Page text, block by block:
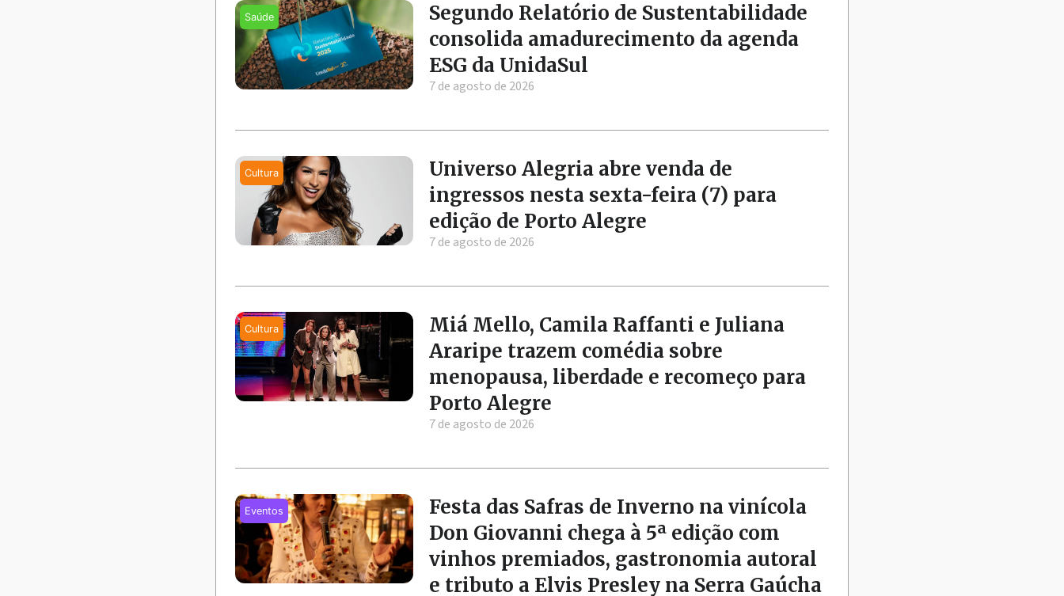
Segundo Relatório de Sustentabilidade
consolida amadurecimento da agenda
ESG da UnidaSul
7 de agosto de 2026
Universo Alegria abre venda de
ingressos nesta sexta-feira (7) para
edição de Porto Alegre
7 de agosto de 2026
Miá Mello, Camila Raffanti e Juliana
Araripe trazem comédia sobre
menopausa, liberdade e recomeço para
Porto Alegre
7 de agosto de 2026
Festa das Safras de Inverno na vinícola
Don Giovanni chega à 5ª edição com
vinhos premiados, gastronomia autoral
e tributo a Elvis Presley na Serra Gaúcha